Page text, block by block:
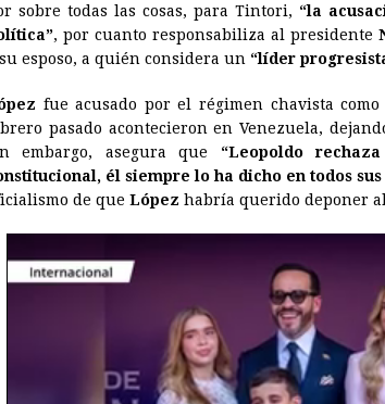
r
t
sobre todas las cosas, para Tintori, “la
, por cuanto responsabiliza al presidente
esposo, a quién considera un “líder
fue acusado por el régimen chavista
pasado acontecieron en Venezuela,
embargo, asegura que “Leopoldo
él siempre lo ha dicho en todos sus
de que López habría querido deponer